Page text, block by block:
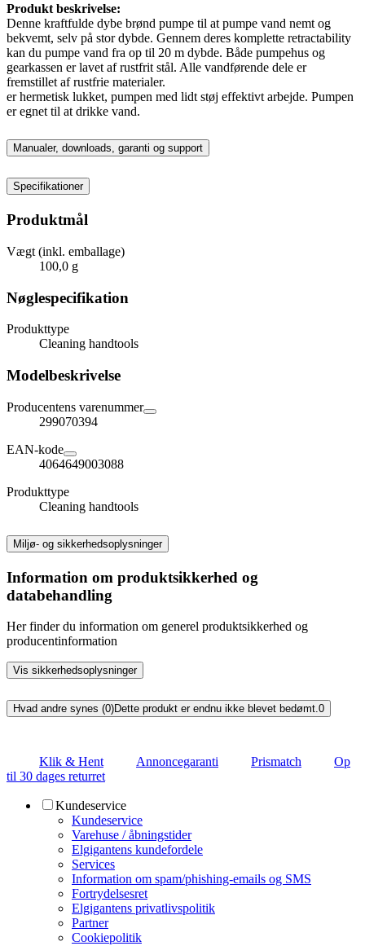
Produkt beskrivelse:
Denne kraftfulde dybe brønd pumpe til at pumpe vand nemt og
bekvemt, selv på stor dybde. Gennem deres komplette retractability
kan du pumpe vand fra op til 20 m dybde. Både pumpehus og
gearkassen er lavet af rustfrit stål. Alle vandførende dele er
fremstillet af rustfrie materialer.
er hermetisk lukket, pumpen med lidt støj effektivt arbejde. Pumpen
er egnet til at drikke vand.
Manualer, downloads, garanti og support
Specifikationer
Produktmål
Vægt (inkl. emballage)
100,0 g
Nøglespecifikation
Produkttype
Cleaning handtools
Modelbeskrivelse
Producentens varenummer
299070394
EAN-kode
4064649003088
Produkttype
Cleaning handtools
Miljø- og sikkerhedsoplysninger
Information om produktsikkerhed og
databehandling
Her finder du information om generel produktsikkerhed og
producentinformation
Vis sikkerhedsoplysninger
Hvad andre synes (0)Dette produkt er endnu ikke blevet bedømt.0
Klik & Hent Annoncegaranti Prismatch
Op
til 30 dages returret
Kundeservice
Kundeservice
Varehuse / åbningstider
Elgigantens kundefordele
Services
Information om spam/phishing-emails og SMS
Fortrydelsesret
Elgigantens privatlivspolitik
Partner
Cookiepolitik